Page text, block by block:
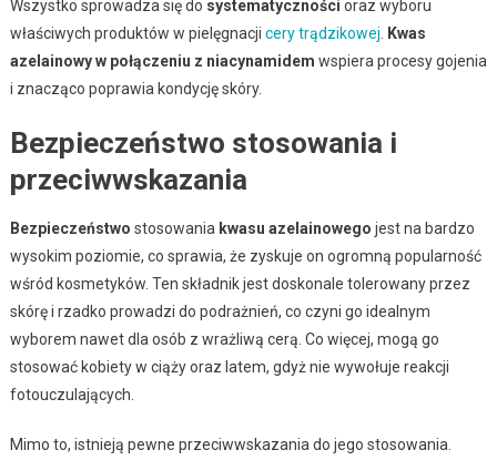
Wszystko sprowadza się do systematyczności oraz wyboru
właściwych produktów w pielęgnacji cery trądzikowej
Kwas
azelainowy w połączeniu z niacynamidem wspiera procesy gojenia
i znacząco poprawia kondycję skóry.
Bezpieczeństwo stosowania i
przeciwwskazania
Bezpieczeństwo stosowania kwasu azelainowego jest na bardzo
wysokim poziomie, co sprawia, że zyskuje on ogromną popularność
wśród kosmetyków. Ten składnik jest doskonale tolerowany przez
skórę i rzadko prowadzi do podrażnień, co czyni go idealnym
wyborem nawet dla osób z wrażliwą cerą. Co więcej, mogą go
stosować kobiety w ciąży oraz latem, gdyż nie wywołuje reakcji
fotouczulających.
Mimo to, istnieją pewne przeciwwskazania do jego stosowania.